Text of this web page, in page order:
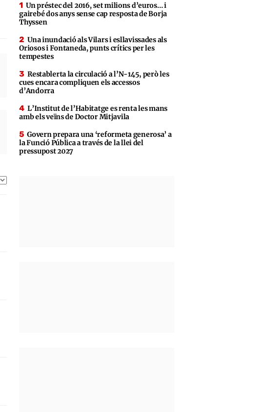
Un préstec del 2016, set milions d’euros… i
gairebé dos anys sense cap resposta de Borja
Thyssen
Una inundació als Vilars i esllavissades als
Oriosos i Fontaneda, punts crítics per les
tempestes
Restablerta la circulació a l’N-145, però les
cues encara compliquen els accessos
d’Andorra
L’Institut de l’Habitatge es renta les mans
amb els veïns de Doctor Mitjavila
Govern prepara una ‘reformeta generosa’ a
la Funció Pública a través de la llei del
pressupost 2027